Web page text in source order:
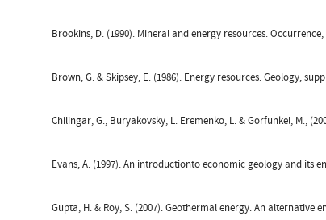
Brookins, D. (1990). Mineral and energy resources.
Brown, G. & Skipsey, E. (1986). Energy resources. Geology,
Chilingar, G., Buryakovsky, L. Eremenko, L. & Gorfunkel, M.,
Evans, A. (1997). An introductionto economic geology and its
Gupta, H. & Roy, S. (2007). Geothermal energy. An alternative